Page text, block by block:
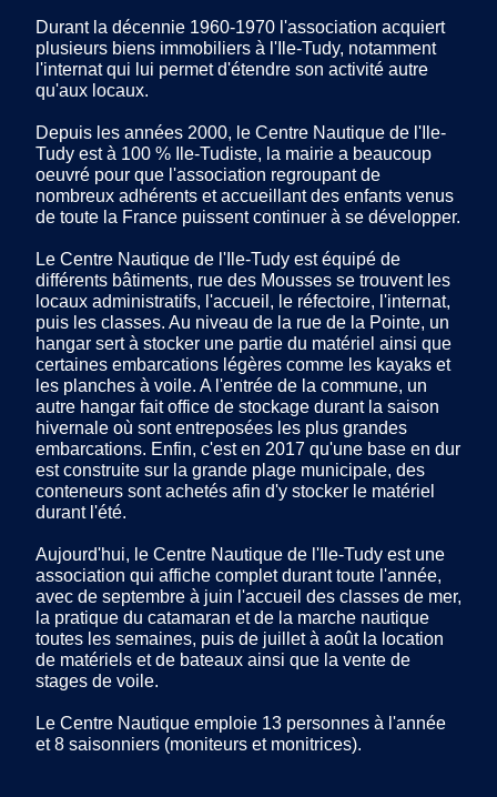
Durant la décennie 1960-1970 l'association acquiert
plusieurs biens immobiliers à l'Ile-Tudy, notamment
l'internat qui lui permet d'étendre son activité autre
qu'aux locaux.
Depuis les années 2000, le Centre Nautique de l'Ile-
Tudy est à 100 % Ile-Tudiste, la mairie a beaucoup
oeuvré pour que l'association regroupant de
nombreux adhérents et accueillant des enfants venus
de toute la France puissent continuer à se développer.
Le Centre Nautique de l'Ile-Tudy est équipé de
différents bâtiments, rue des Mousses se trouvent les
locaux administratifs, l'accueil, le réfectoire, l'internat,
puis les classes. Au niveau de la rue de la Pointe, un
hangar sert à stocker une partie du matériel ainsi que
certaines embarcations légères comme les kayaks et
les planches à voile. A l'entrée de la commune, un
autre hangar fait office de stockage durant la saison
hivernale où sont entreposées les plus grandes
embarcations. Enfin, c'est en 2017 qu'une base en dur
est construite sur la grande plage municipale, des
conteneurs sont achetés afin d'y stocker le matériel
durant l'été.
Aujourd'hui, le Centre Nautique de l'Ile-Tudy est une
association qui affiche complet durant toute l'année,
avec de septembre à juin l'accueil des classes de mer,
la pratique du catamaran et de la marche nautique
toutes les semaines, puis de juillet à août la location
de matériels et de bateaux ainsi que la vente de
stages de voile.
Le Centre Nautique emploie 13 personnes à l'année
et 8 saisonniers (moniteurs et monitrices).